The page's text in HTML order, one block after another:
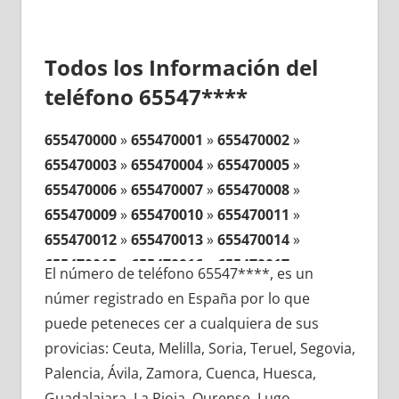
Todos los Información del
teléfono 65547****
655470000»655470001 »655470002»
655470003»655470004»655470005»
655470006»655470007»655470008»
655470009»655470010»655470011 »
655470012»655470013»655470014»
655470015 » 655470016»655470017»
655470018 » 655470019 655470020
655470021
655470023
655470024» 655470025 » 655470026 »
655470027 » 655470028 » 655470029
655470030
655470031 655470032
El número de teléfono 65547****, es un
númer registrado en España por lo que
puede peteneces cer a cualquiera de sus
provicias: Ceuta, Melilla, Soria, Teruel, Segovia,
Palencia, Ávila, Zamora, Cuenca, Huesca,